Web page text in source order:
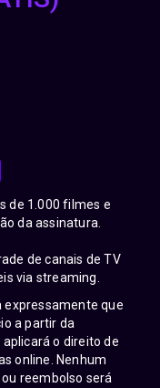
de 1.000 filmes e
da assinatura.
de canais de TV
via streaming.
expressamente que
a partir da
o direito de
online. Nenhum
reembolso será